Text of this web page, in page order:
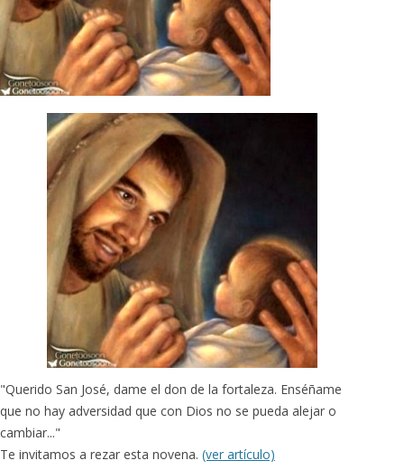
"Querido San José, dame el don de la fortaleza. Enséñame
que no hay adversidad que con Dios no se pueda alejar o
cambiar..."
Te invitamos a rezar esta novena. (ver artículo)